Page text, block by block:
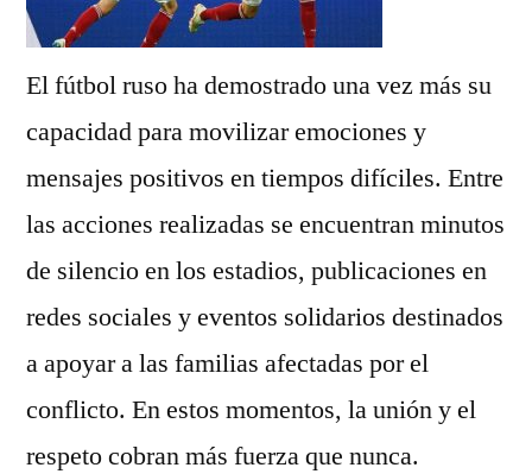
El fútbol ruso ha demostrado una vez más su
capacidad para movilizar emociones y
mensajes positivos en tiempos difíciles. Entre
las acciones realizadas se encuentran minutos
de silencio en los estadios, publicaciones en
redes sociales y eventos solidarios destinados
a apoyar a las familias afectadas por el
conflicto. En estos momentos, la unión y el
respeto cobran más fuerza que nunca.